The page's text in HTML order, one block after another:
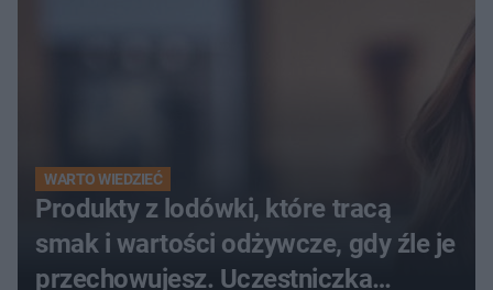
WARTO WIEDZIEĆ
Produkty z lodówki, które tracą
smak i wartości odżywcze, gdy źle je
przechowujesz. Uczestniczka